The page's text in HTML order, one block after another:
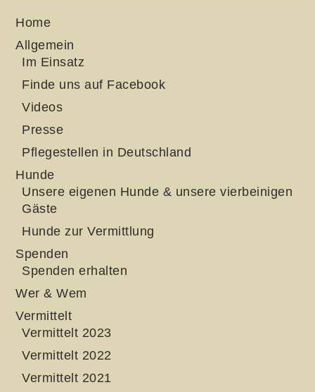
Home
Allgemein
Im Einsatz
Finde uns auf Facebook
Videos
Presse
Pflegestellen in Deutschland
Hunde
Unsere eigenen Hunde & unsere vierbeinigen
Gäste
Hunde zur Vermittlung
Spenden
Spenden erhalten
Wer & Wem
Vermittelt
Vermittelt 2023
Vermittelt 2022
Vermittelt 2021